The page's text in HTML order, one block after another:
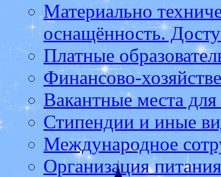
Материально
оснащённость.
Платные
Финансово-
Вакантные места
Стипендии и иные
Международное
Организация